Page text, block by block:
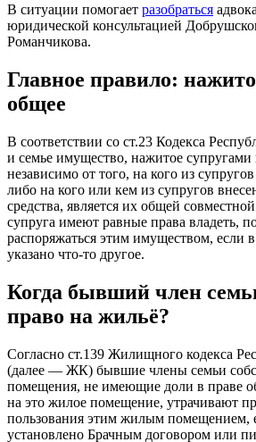
В ситуации помогает разобраться
юридической консультацией
Романчикова.
Главное правило:
общее
В соответствии со ст.23 Кодекса
и семье имущество, нажитое супругами
независимо от того, на кого из
либо на кого или кем из супругов
средства, является их общей
супруга имеют равные права владеть,
распоряжаться этим имуществом, если
указано что-то другое.
Когда бывший член
право на жильё?
Согласно ст.139 Жилищного кодекса
(далее — ЖК) бывшие члены семьи
помещения, не имеющие доли в праве
на это жилое помещение, утрачивают
пользования этим жилым помещением,
установлено Брачным договором или